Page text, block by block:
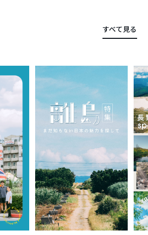
すべて見る